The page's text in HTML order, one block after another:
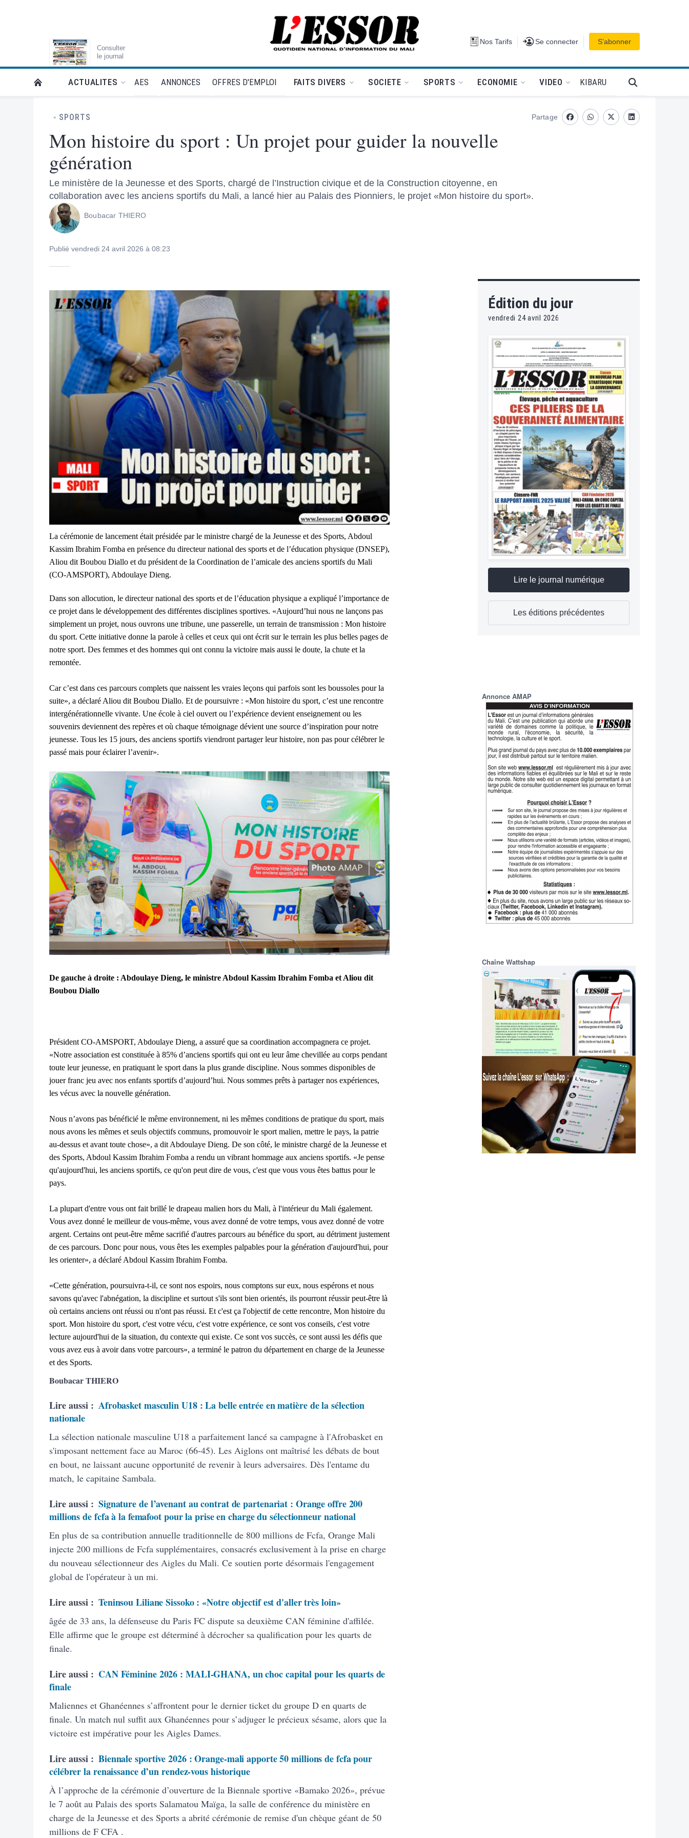
Consulter
le journal
L'Essor - retour à la une Nos Tarifs Se connecter
Se connecter S’abonner
RETOUR À LA PAGE D’ACCUEIL DE L'ESSOR
ACTUALITES AES ANNONCES OFFRES D'EMPLOI FAITS DIVERS SOCIETE SPORTS ECONOMIE VIDEO KIBARU
SPORTS
Mon histoire du sport : Un projet pour guider la nouvelle
génération
Le ministère de la Jeunesse et des Sports, chargé de l’Instruction civique et de la Construction citoyenne, en
collaboration avec les anciens sportifs du Mali, a lancé hier au Palais des Pionniers, le projet «Mon histoire du sport».
Boubacar THIERO
Publié vendredi 24 avril 2026 à 08:23
Partage
FacebookwhatsappTwitterLinkedin
La cérémonie de lancement était présidée par le ministre chargé de la Jeunesse et des Sports, Abdoul
Kassim Ibrahim Fomba en présence du directeur national des sports et de l’éducation physique (DNSEP),
Aliou dit Boubou Diallo et du président de la Coordination de l’amicale des anciens sportifs du Mali
(CO-AMSPORT), Abdoulaye Dieng.
Dans son allocution, le directeur national des sports et de l’éducation physique a expliqué l’importance de
ce projet dans le développement des différentes disciplines sportives. «Aujourd’hui nous ne lançons pas
simplement un projet, nous ouvrons une tribune, une passerelle, un terrain de transmission : Mon histoire
du sport. Cette initiative donne la parole à celles et ceux qui ont écrit sur le terrain les plus belles pages de
notre sport. Des femmes et des hommes qui ont connu la victoire mais aussi le doute, la chute et la
remontée.
Car c’est dans ces parcours complets que naissent les vraies leçons qui parfois sont les boussoles pour la
suite», a déclaré Aliou dit Boubou Diallo. Et de poursuivre : «Mon histoire du sport, c’est une rencontre
intergénérationnelle vivante. Une école à ciel ouvert ou l’expérience devient enseignement ou les
souvenirs deviennent des repères et où chaque témoignage dévient une source d’inspiration pour notre
jeunesse. Tous les 15 jours, des anciens sportifs viendront partager leur histoire, non pas pour célébrer le
passé mais pour éclairer l’avenir».
De gauche à droite : Abdoulaye Dieng, le ministre Abdoul Kassim Ibrahim Fomba et Aliou dit
Boubou Diallo
Président CO-AMSPORT, Abdoulaye Dieng, a assuré que sa coordination accompagnera ce projet.
«Notre association est constituée à 85% d’anciens sportifs qui ont eu leur âme chevillée au corps pendant
toute leur jeunesse, en pratiquant le sport dans la plus grande discipline. Nous sommes disponibles de
jouer franc jeu avec nos enfants sportifs d’aujourd’hui. Nous sommes prêts à partager nos expériences,
les vécus avec la nouvelle génération.
Nous n’avons pas bénéficié le même environnement, ni les mêmes conditions de pratique du sport, mais
nous avons les mêmes et seuls objectifs communs, promouvoir le sport malien, mettre le pays, la patrie
au-dessus et avant toute chose», a dit Abdoulaye Dieng. De son côté, le ministre chargé de la Jeunesse et
des Sports, Abdoul Kassim Ibrahim Fomba a rendu un vibrant hommage aux anciens sportifs. «Je pense
qu'aujourd'hui, les anciens sportifs, ce qu'on peut dire de vous, c'est que vous vous êtes battus pour le
pays.
La plupart d'entre vous ont fait brillé le drapeau malien hors du Mali, à l'intérieur du Mali également.
Vous avez donné le meilleur de vous-même, vous avez donné de votre temps, vous avez donné de votre
argent. Certains ont peut-être même sacrifié d'autres parcours au bénéfice du sport, au détriment justement
de ces parcours. Donc pour nous, vous êtes les exemples palpables pour la génération d'aujourd'hui, pour
les orienter», a déclaré Abdoul Kassim Ibrahim Fomba.
«Cette génération, poursuivra-t-il, ce sont nos espoirs, nous comptons sur eux, nous espérons et nous
savons qu'avec l'abnégation, la discipline et surtout s'ils sont bien orientés, ils pourront réussir peut-être là
où certains anciens ont réussi ou n'ont pas réussi. Et c'est ça l'objectif de cette rencontre, Mon histoire du
sport. Mon histoire du sport, c'est votre vécu, c'est votre expérience, ce sont vos conseils, c'est votre
lecture aujourd'hui de la situation, du contexte qui existe. Ce sont vos succès, ce sont aussi les défis que
vous avez eus à avoir dans votre parcours», a terminé le patron du département en charge de la Jeunesse
et des Sports.
Boubacar THIERO
Lire aussi : Afrobasket masculin U18 : La belle entrée en matière de la sélection
nationale
La sélection nationale masculine U18 a parfaitement lancé sa campagne à l'Afrobasket en
s'imposant nettement face au Maroc (66-45). Les Aiglons ont maîtrisé les débats de bout
en bout, ne laissant aucune opportunité de revenir à leurs adversaires. Dès l'entame du
match, le capitaine Sambala.
Lire aussi : Signature de l’avenant au contrat de partenariat : Orange offre 200
millions de fcfa à la femafoot pour la prise en charge du sélectionneur national
En plus de sa contribution annuelle traditionnelle de 800 millions de Fcfa, Orange Mali
injecte 200 millions de Fcfa supplémentaires, consacrés exclusivement à la prise en charge
du nouveau sélectionneur des Aigles du Mali. Ce soutien porte désormais l'engagement
global de l'opérateur à un mi.
Lire aussi : Teninsou Liliane Sissoko : «Notre objectif est d'aller très loin»
âgée de 33 ans, la défenseuse du Paris FC dispute sa deuxième CAN féminine d'affilée.
Elle affirme que le groupe est déterminé à décrocher sa qualification pour les quarts de
finale.
Lire aussi : CAN Féminine 2026 : MALI-GHANA, un choc capital pour les quarts de
finale
Maliennes et Ghanéennes s’affrontent pour le dernier ticket du groupe D en quarts de
finale. Un match nul suffit aux Ghanéennes pour s’adjuger le précieux sésame, alors que la
victoire est impérative pour les Aigles Dames.
Lire aussi : Biennale sportive 2026 : Orange-mali apporte 50 millions de fcfa pour
célébrer la renaissance d’un rendez-vous historique
À l’approche de la cérémonie d’ouverture de la Biennale sportive «Bamako 2026», prévue
le 7 août au Palais des sports Salamatou Maïga, la salle de conférence du ministère en
charge de la Jeunesse et des Sports a abrité cérémonie de remise d'un chèque géant de 50
millions de F CFA .
Édition du jour
vendredi 24 avril 2026
Lire le journal numérique
Les éditions précédentes
Annonce AMAP
Chaîne Wattshap